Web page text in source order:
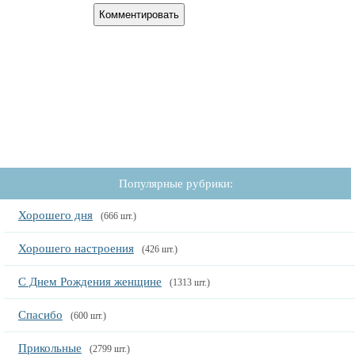
Популярные рубрики:
Хорошего дня (666 шт.)
Хорошего настроения (426 шт.)
С Днем Рождения женщине (1313 шт.)
Спасибо (600 шт.)
Прикольные (2799 шт.)